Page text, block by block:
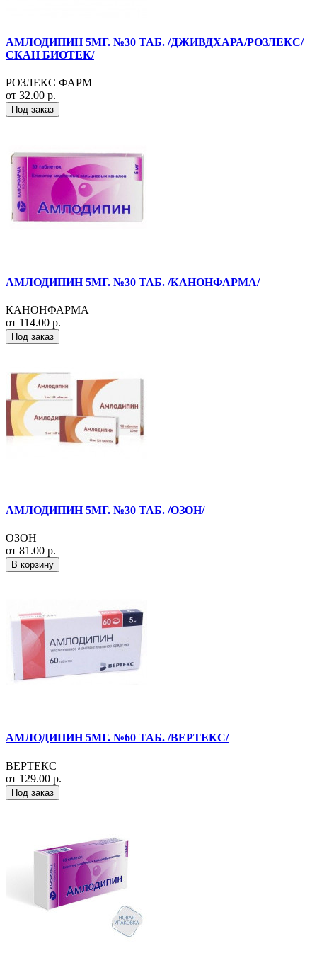
АМЛОДИПИН 5МГ. №30 ТАБ. /ДЖИВДХАРА/РОЗЛЕКС/
СКАН БИОТЕК/
РОЗЛЕКС ФАРМ
от 32.00 р.
Под заказ
АМЛОДИПИН 5МГ. №30 ТАБ. /КАНОНФАРМА/
КАНОНФАРМА
от 114.00 р.
Под заказ
АМЛОДИПИН 5МГ. №30 ТАБ. /ОЗОН/
ОЗОН
от 81.00 р.
В корзину
АМЛОДИПИН 5МГ. №60 ТАБ. /ВЕРТЕКС/
ВЕРТЕКС
от 129.00 р.
Под заказ